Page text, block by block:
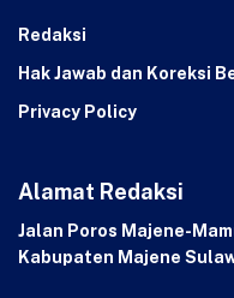
Redaksi
Hak Jawab dan Koreksi
Privacy Policy
Alamat Redaksi
Jalan Poros Majene-
Kabupaten Majene